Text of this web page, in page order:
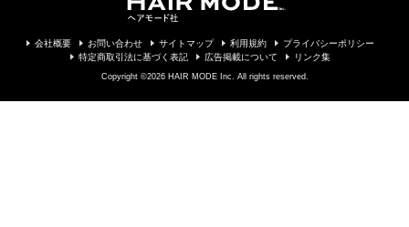
会社概要 お問い合わせ サイトマップ 利用規約
プライバシーポリシー
特定商取引法に基づく表記
広告掲載について リンク集
Copyright ©2026 HAIR MODE Inc. All rights reserved.